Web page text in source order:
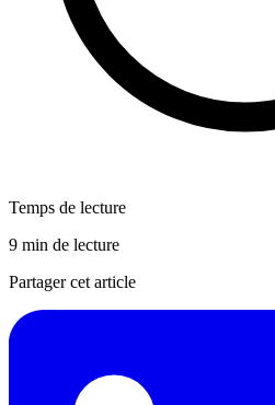
Temps de lecture
9 min de lecture
Partager cet article